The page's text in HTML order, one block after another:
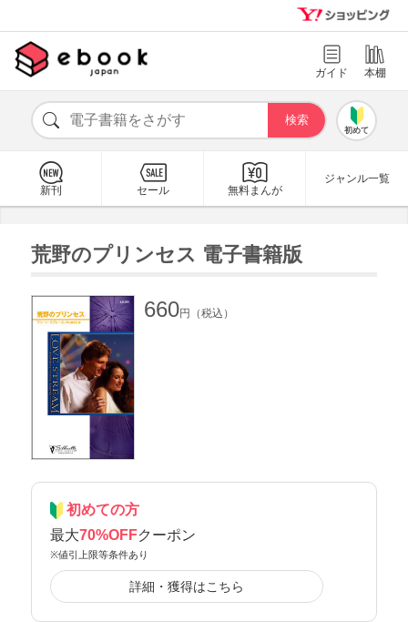
ガイド 本棚
初めて
新刊 セール 無料まんが
ジャンル一覧
荒野のプリンセス 電子書籍版
660円（税込）
初めての方
最大70%OFFクーポン
※値引上限等条件あり
詳細・獲得はこちら